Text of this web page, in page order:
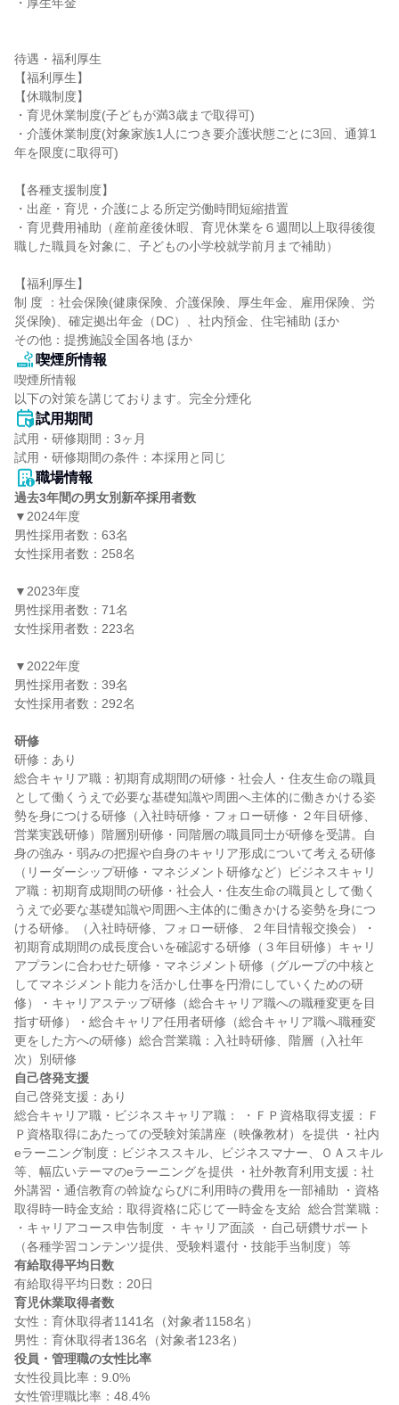
待遇・福利厚生
【福利厚生】
【休職制度】
・育児休業制度(子どもが満3歳まで取得可)
・介護休業制度(対象家族1人につき要介護状態ごとに3回、通算1
年を限度に取得可)
【各種支援制度】
・出産・育児・介護による所定労働時間短縮措置
・育児費用補助（産前産後休暇、育児休業を６週間以上取得後復
職した職員を対象に、子どもの小学校就学前月まで補助）
【福利厚生】
制 度 ：社会保険(健康保険、介護保険、厚生年金、雇用保険、労
災保険)、確定拠出年金（DC）、社内預金、住宅補助 ほか
その他：提携施設全国各地 ほか
喫煙所情報
喫煙所情報
以下の対策を講じております。完全分煙化
試用期間
試用・研修期間：3ヶ月
職場情報
過去3年間の男女別新卒採用者数
▼2024年度
男性採用者数：63名
女性採用者数：258名
▼2023年度
男性採用者数：71名
女性採用者数：223名
▼2022年度
男性採用者数：39名
女性採用者数：292名
研修
研修：あり
総合キャリア職：初期育成期間の研修・社会人・住友生命の職員
として働くうえで必要な基礎知識や周囲へ主体的に働きかける姿
勢を身につける研修（入社時研修・フォロー研修・２年目研修、
営業実践研修）階層別研修・同階層の職員同士が研修を受講。自
身の強み・弱みの把握や自身のキャリア形成について考える研修
（リーダーシップ研修・マネジメント研修など）ビジネスキャリ
ア職：初期育成期間の研修・社会人・住友生命の職員として働く
うえで必要な基礎知識や周囲へ主体的に働きかける姿勢を身につ
ける研修。（入社時研修、フォロー研修、２年目情報交換会）・
初期育成期間の成長度合いを確認する研修（３年目研修）キャリ
アプランに合わせた研修・マネジメント研修（グループの中核と
してマネジメント能力を活かし仕事を円滑にしていくための研
修）・キャリアステップ研修（総合キャリア職への職種変更を目
指す研修）・総合キャリア任用者研修（総合キャリア職へ職種変
更をした方への研修）総合営業職：入社時研修、階層（入社年
自己啓発支援
自己啓発支援：あり
総合キャリア職・ビジネスキャリア職： ・ＦＰ資格取得支援：Ｆ
Ｐ資格取得にあたっての受験対策講座（映像教材）を提供 ・社内
eラーニング制度：ビジネススキル、ビジネスマナー、ＯＡスキル
等、幅広いテーマのeラーニングを提供 ・社外教育利用支援：社
外講習・通信教育の斡旋ならびに利用時の費用を一部補助 ・資格
取得時一時金支給：取得資格に応じて一時金を支給  総合営業職：
・キャリアコース申告制度 ・キャリア面談 ・自己研鑽サポート
有給取得平均日数
育児休業取得者数
女性：育休取得者1141名（対象者1158名）
役員・管理職の女性比率
女性役員比率：9.0%